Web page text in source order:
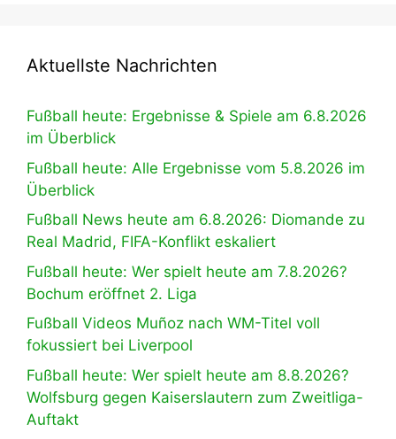
Aktuellste Nachrichten
Fußball heute: Ergebnisse & Spiele am 6.8.2026
im Überblick
Fußball heute: Alle Ergebnisse vom 5.8.2026 im
Überblick
Fußball News heute am 6.8.2026: Diomande zu
Real Madrid, FIFA-Konflikt eskaliert
Fußball heute: Wer spielt heute am 7.8.2026?
Bochum eröffnet 2. Liga
Fußball Videos Muñoz nach WM-Titel voll
fokussiert bei Liverpool
Fußball heute: Wer spielt heute am 8.8.2026?
Wolfsburg gegen Kaiserslautern zum Zweitliga-
Auftakt